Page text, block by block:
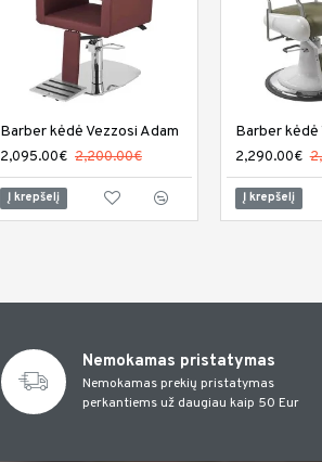
Kirpyklos kėdė DIR Bellano
559.00€ 610.00€
Į krepšelį
Kirpyklos
584.00€
Į krepšelį
Barber kėdė Vezzosi Adam
2,095.00€ 2,200.00€
Į krepšelį
Barber kėdė
2,290.00€
Į krepšelį
Nemokamas pristatymas
Nemokamas prekių pristatymas
perkantiems už daugiau kaip 50 Eur